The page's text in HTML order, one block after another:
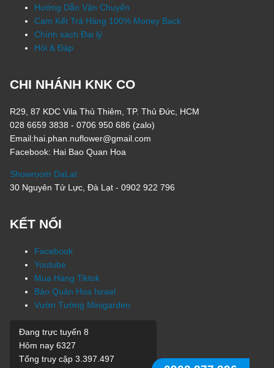
Hướng Dẫn Vận Chuyển
Cam Kết Trả Hàng 100% Money Back
Chính sách Đại lý
Hỏi & Đáp
CHI NHÁNH KNK CO
R29, 87 KDC Vila Thủ Thiêm, TP. Thủ Đức, HCM
028 6659 3838 - 0706 950 686 (zalo)
Email:hai.phan.nuflower@gmail.com
Facebook: Hai Bao Quan Hoa
Showroom DaLat
30 Nguyên Tử Lực, Đà Lạt - 0902 922 796
KẾT NỐI
Facebook
Youtube
Mua Hàng Tiktok
Bảo Quản Hoa Israel
Vườn Tường Minigarden
Đang trực tuyến 8
Hôm nay 6327
Tổng truy cập 3.397.497